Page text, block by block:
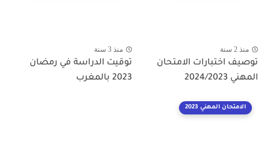
منذ 2 سنة
توصيف اختبارات الامتحان
المهني 2024/2023
منذ 3 سنة
توقيت الدراسة في رمضان
2023 بالمغرب
الامتحان المهني 2023